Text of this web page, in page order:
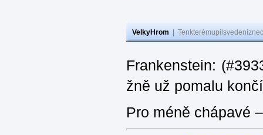
VelkyHrom
Frankenstein:
žně už pomalu
Pro méně chápavé